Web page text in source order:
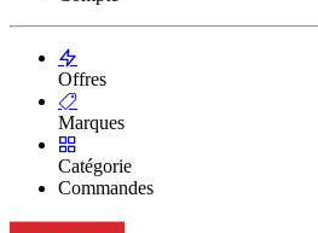
Offres
Marques
Catégorie
Commandes